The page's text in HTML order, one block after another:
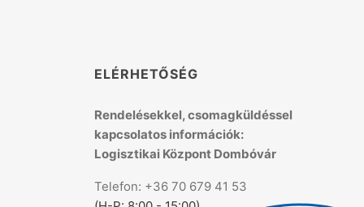
ELÉRHETŐSÉG
Rendelésekkel, csomagküldéssel
kapcsolatos információk:
Logisztikai Központ Dombóvár
Telefon: +36 70 679 41 53